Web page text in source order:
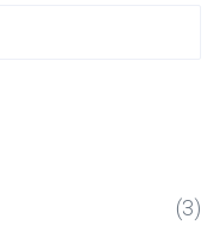
(3)